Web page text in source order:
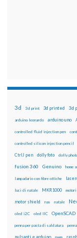
3d 3d print 3d printed 3d
arduino leonardo arduino uno
controlled fluid injection pen
controlled silicon injection pencil
CtrlJ pen dolly foto dolly
fusion 360 Genuino home
lampadario con fibre ottiche
luci di natale MKR1000
motor shield nas natale
oled i2C oled IIC OpenSCAD
penna per pasta di saldatura
pulsanti e arduino pwm